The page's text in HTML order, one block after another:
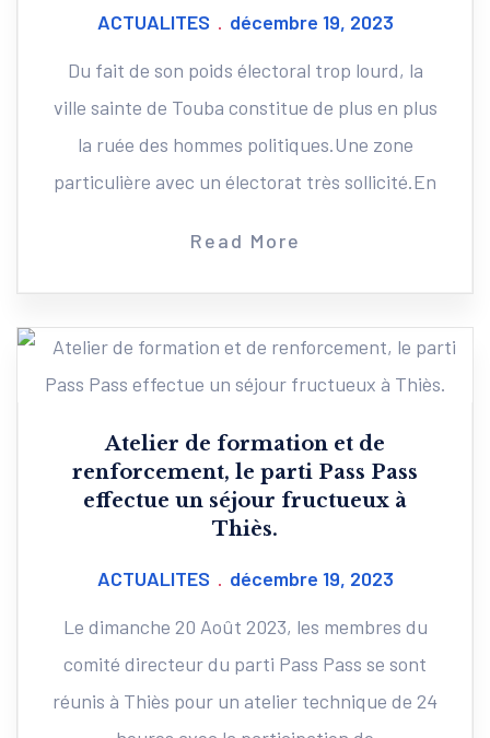
ACTUALITES
décembre 19, 2023
Du fait de son poids électoral trop lourd, la
ville sainte de Touba constitue de plus en plus
la ruée des hommes politiques.Une zone
particulière avec un électorat très sollicité.En
Read More
Atelier de formation et de
renforcement, le parti Pass Pass
effectue un séjour fructueux à
Thiès.
ACTUALITES
décembre 19, 2023
Le dimanche 20 Août 2023, les membres du
comité directeur du parti Pass Pass se sont
réunis à Thiès pour un atelier technique de 24